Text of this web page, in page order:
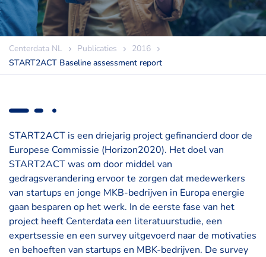
Centerdata NL Publicaties
2016
START2ACT Baseline assessment report
START2ACT is een driejarig project gefinancierd door de
Europese Commissie (Horizon2020). Het doel van
START2ACT was om door middel van
gedragsverandering ervoor te zorgen dat medewerkers
van startups en jonge MKB-bedrijven in Europa energie
gaan besparen op het werk. In de eerste fase van het
project heeft Centerdata een literatuurstudie, een
expertsessie en een survey uitgevoerd naar de motivaties
en behoeften van startups en MBK-bedrijven. De survey